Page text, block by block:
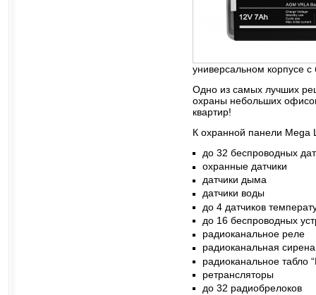
универсальном корпусе с
Одно из самых лучших
охраны небольших
квартир!
К охранной панели Mega
до 32 беспроводных
охранные датчики
датчики дыма
датчики воды
до 4 датчиков
до 16 беспроводных
радиоканальное реле
радиоканальная сирена
радиоканальное табло
ретрансляторы
до 32 радиобрелоков